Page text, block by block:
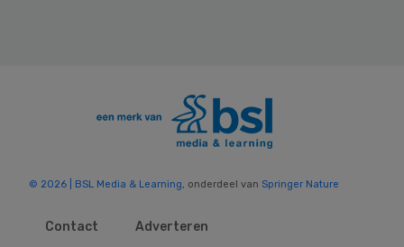
© 2026 | BSL Media & Learning , onderdeel van Springer Nature
Contact Adverteren